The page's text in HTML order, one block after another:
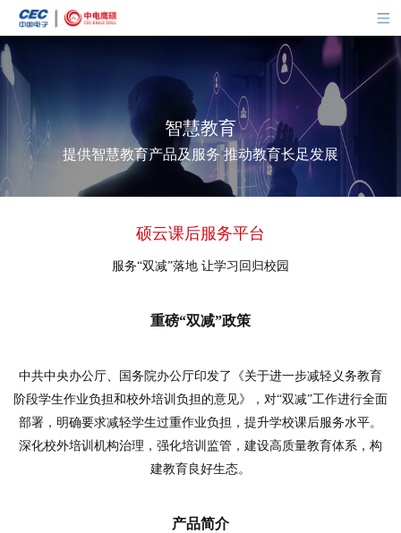
智慧教育
提供智慧教育产品及服务 推动教育长足发展
硕云课后服务平台
服务“双减”落地 让学习回归校园
重磅“双减”政策
中共中央办公厅、国务院办公厅印发了《关于进一步减轻义务教育
阶段学生作业负担和校外培训负担的意见》，对“双减”工作进行全面
部署，明确要求减轻学生过重作业负担，提升学校课后服务水平。
深化校外培训机构治理，强化培训监管，建设高质量教育体系，构
建教育良好生态。
产品简介